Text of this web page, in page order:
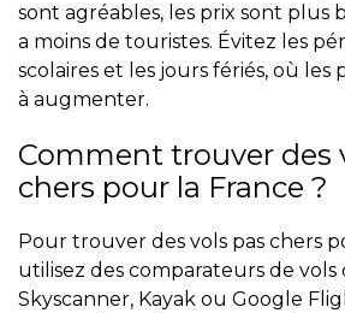
sont agréables, les prix sont plus
a moins de touristes. Évitez les
scolaires et les jours fériés, où
à augmenter.
Comment trouver des
chers pour la France ?
Pour trouver des vols pas chers
utilisez des comparateurs de vols
Skyscanner, Kayak ou Google